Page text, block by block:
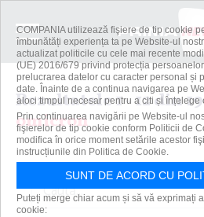
Rezultatele 1 - 12 din
omicron
Caută
COMPANIA utilizează fişiere de tip cookie
îmbunătăți experiența ta pe Website-ul
actualizat politicile cu cele mai recente
(UE) 2016/679 privind protecția
prelucrarea datelor cu caracter personal și
date. Înainte de a continua navigarea pe
aloci timpul necesar pentru a citi și
Prin continuarea navigării pe Website-ul
fişierelor de tip cookie conform Politicii de
modifica în orice moment setările acestor
instrucțiunile din Politica de Cookie.
SUNT DE ACORD CU
Puteți merge chiar acum și să vă exprimați
cookie: